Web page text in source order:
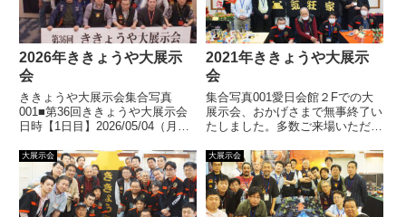
2026年ききょうや大展示
会
ききょうや大展示会集合写真
001■第36回ききょうや大展示会
日時【1日目】2026/05/04（月）
2026/05/05（火）10：00～16：
00場所道頓堀ホテル〒542-0071
大阪市中央区道頓堀2-3-...
【続きを読む】
2021年ききょうや大展示
会
集合写真001愛日会館２Fでの大
展示会、おかげさまで無事終了い
たしました。多数ご来場いただき
展示風景展示作品
大展示会 大展示会